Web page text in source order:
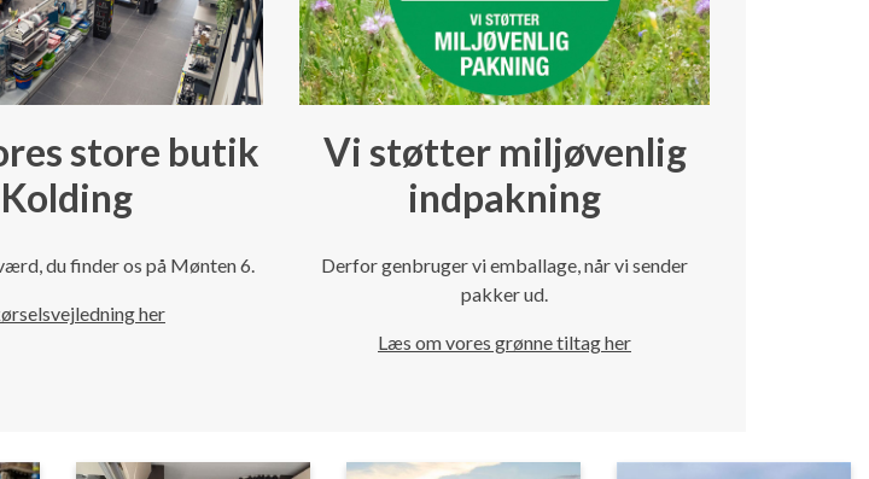
store butik
du finder os på Mønten 6.
her
Vi støtter miljøvenlig
indpakning
Derfor genbruger vi emballage, når vi sender
pakker ud.
Læs om vores grønne tiltag her